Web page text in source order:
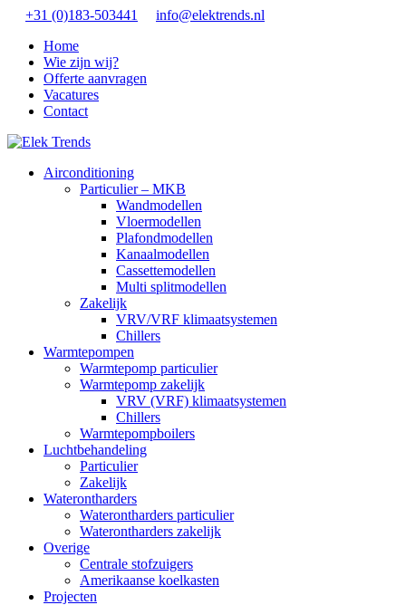
+31 (0)183-503441
info@elektrends.nl
Home
Wie zijn wij?
Offerte aanvragen
Vacatures
Contact
Airconditioning
Particulier – MKB
Wandmodellen
Vloermodellen
Plafondmodellen
Kanaalmodellen
Cassettemodellen
Multi splitmodellen
Zakelijk
VRV/VRF klimaatsystemen
Chillers
Warmtepompen
Warmtepomp particulier
Warmtepomp zakelijk
VRV (VRF) klimaatsystemen
Chillers
Warmtepompboilers
Luchtbehandeling
Particulier
Zakelijk
Waterontharders
Waterontharders particulier
Waterontharders zakelijk
Overige
Centrale stofzuigers
Amerikaanse koelkasten
Projecten